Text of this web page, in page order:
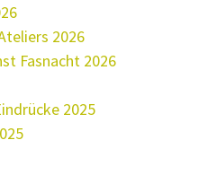
2026
Fasnacht 2026
2025